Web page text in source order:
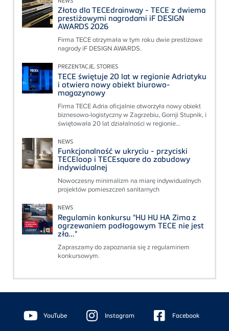
Złoto dla TECEdrainway - TECE z dwiema
prestiżowymi nagrodami iF DESIGN
AWARDS 2026
Firma TECE otrzymała w tym roku dwie prestiżowe
nagrody iF DESIGN AWARDS.
PREZENTACJE, STORIES
TECE świętuje 20 lat w regionie Adriatyku
i otwiera nowy obiekt biurowo-
magazynowy
Firma TECE Adria oficjalnie otworzyła nowy obiekt
biznesowo-logistyczny w Zagrzebiu, Gornji Stupnik, i
świętowała 20 lat działalności w regionie...
NEWS
Funkcjonalność w ukryciu - przyciski
TECEloop i TECEsquare do zabudowy
indywidualnej
Nowoczesny minimalizm na miarę indywidualnych
projektów pomieszczeń sanitarnych
NEWS
Regulamin konkursu "HU HU HA Zima z
ogrzewaniem podłogowym TECE nie jest
zła..."
Zapraszamy do zapoznania się z regulaminem
konkursowym.
Floating
Sidebar YouTube Instagram Facebook